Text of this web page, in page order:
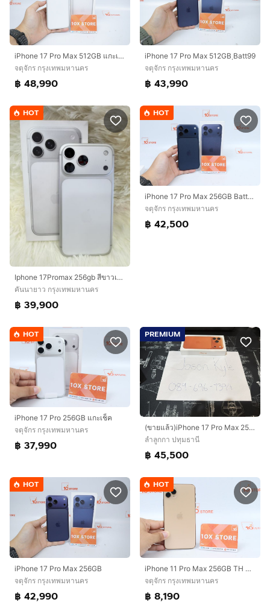
iPhone 17 Pro Max 512GB แกะเช็ค
จตุจักร กรุงเทพมหานคร
฿ 48,990
iPhone 17 Pro Max 512GB ฺBatt99
จตุจักร กรุงเทพมหานคร
฿ 43,990
HOT
Iphone 17Promax 256gb สีขาวเครื่องสวย ยกกล่อง เดิมๆสุขภาพแบต 94%ประกันเหลือ 30/11/2569อุปกรณ์ สายชาร์จแท้ กล่องเดิมเลขตรงกล่องนัดรับได้ รามอินทรา83 กม8 กม9
คันนายาว กรุงเทพมหานคร
฿ 39,900
HOT
iPhone 17 Pro Max 256GB Batt100 03.2027
จตุจักร กรุงเทพมหานคร
฿ 42,500
HOT
iPhone 17 Pro 256GB แกะเช็ค
จตุจักร กรุงเทพมหานคร
฿ 37,990
PREMIUM
(ขายแล้ว)iPhone 17 Pro Max 256GB สี Cosmic Orange (เครื่องใหม่ ยังไม่แกะซีล)
ลำลูกกา ปทุมธานี
฿ 45,500
HOT
iPhone 17 Pro Max 256GB
จตุจักร กรุงเทพมหานคร
฿ 42,990
HOT
iPhone 11 Pro Max 256GB TH Batt72
จตุจักร กรุงเทพมหานคร
฿ 8,190